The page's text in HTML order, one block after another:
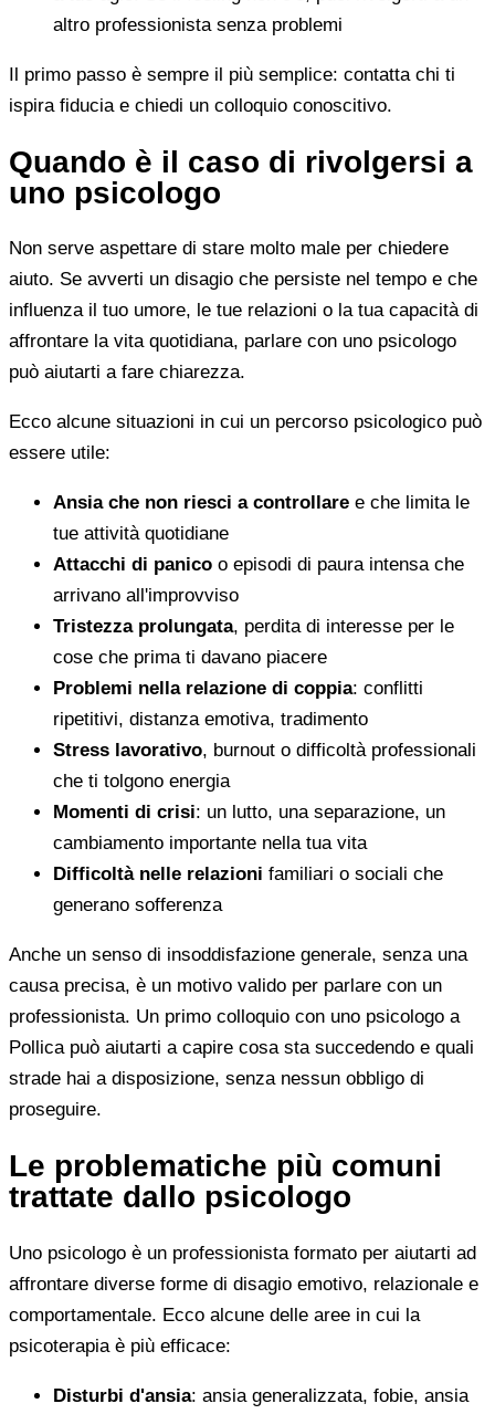
altro professionista senza problemi
Il primo passo è sempre il più semplice: contatta chi ti
ispira fiducia e chiedi un colloquio conoscitivo.
Quando è il caso di rivolgersi a
uno psicologo
Non serve aspettare di stare molto male per chiedere
aiuto. Se avverti un disagio che persiste nel tempo e che
influenza il tuo umore, le tue relazioni o la tua capacità di
affrontare la vita quotidiana, parlare con uno psicologo
può aiutarti a fare chiarezza.
Ecco alcune situazioni in cui un percorso psicologico può
essere utile:
Ansia che non riesci a controllare e che limita le
tue attività quotidiane
Attacchi di panico o episodi di paura intensa che
arrivano all'improvviso
Tristezza prolungata, perdita di interesse per le
cose che prima ti davano piacere
Problemi nella relazione di coppia: conflitti
ripetitivi, distanza emotiva, tradimento
Stress lavorativo, burnout o difficoltà professionali
che ti tolgono energia
Momenti di crisi: un lutto, una separazione, un
cambiamento importante nella tua vita
Difficoltà nelle relazioni familiari o sociali che
generano sofferenza
Anche un senso di insoddisfazione generale, senza una
causa precisa, è un motivo valido per parlare con un
professionista. Un primo colloquio con uno psicologo a
Pollica può aiutarti a capire cosa sta succedendo e quali
strade hai a disposizione, senza nessun obbligo di
proseguire.
Le problematiche più comuni
trattate dallo psicologo
Uno psicologo è un professionista formato per aiutarti ad
affrontare diverse forme di disagio emotivo, relazionale e
comportamentale. Ecco alcune delle aree in cui la
psicoterapia è più efficace:
Disturbi d'ansia: ansia generalizzata, fobie, ansia